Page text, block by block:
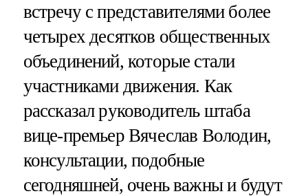
встречу с представителями более
четырех десятков общественных
объединений, которые стали
участниками движения. Как
рассказал руководитель штаба
вице-премьер Вячеслав Володин,
консультации, подобные
сегодняшней, очень важны и будут